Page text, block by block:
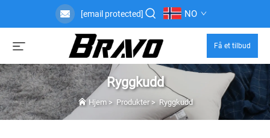
[email protected] NO
Få et tilbud
Ryggkudd
Hjem> Produkter> Ryggkudd